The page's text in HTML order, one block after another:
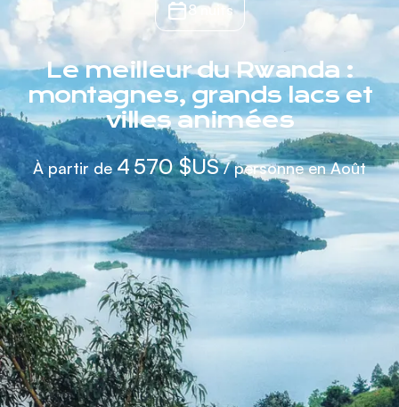
8 nuits
Le meilleur du Rwanda :
montagnes, grands lacs et
villes animées
À partir de4 570 $US/ personne en Août